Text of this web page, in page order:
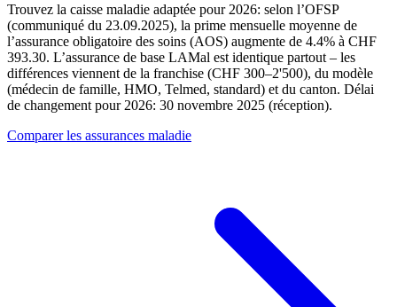
Trouvez la caisse maladie adaptée pour 2026: selon l’OFSP
(communiqué du 23.09.2025), la prime mensuelle moyenne de
l’assurance obligatoire des soins (AOS) augmente de 4.4% à CHF
393.30. L’assurance de base LAMal est identique partout – les
différences viennent de la franchise (CHF 300–2'500), du modèle
(médecin de famille, HMO, Telmed, standard) et du canton. Délai
de changement pour 2026: 30 novembre 2025 (réception).
Comparer les assurances maladie